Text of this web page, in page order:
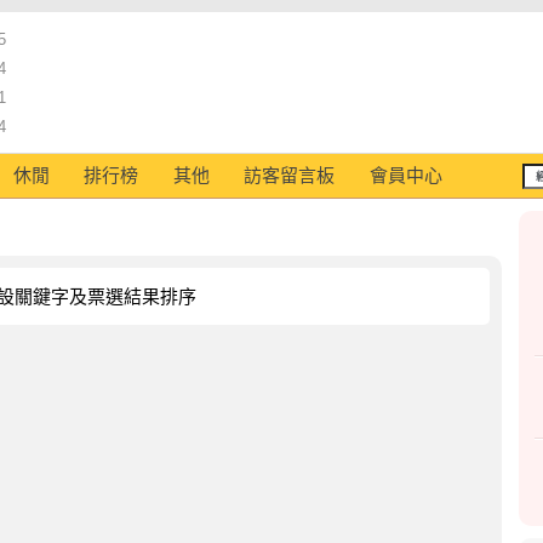
休閒 排行榜 其他 訪客留言板 會員中心
關鍵字及票選結果排序